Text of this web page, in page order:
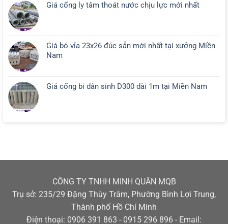
Giá cống ly tâm thoát nước chịu lực mới nhất
Giá bó vỉa 23x26 đúc sẵn mới nhất tại xưởng Miền
Nam
Giá cống bi dân sinh D300 dài 1m tại Miền Nam
CÔNG TY TNHH MINH QUÂN MQB
Trụ sở: 235/29 Đặng Thùy Trâm, Phường Bình Lợi Trung,
Thành phố Hồ Chí Minh
Điện thoại: 0906 391 863 - 0915 296 896 - Email: